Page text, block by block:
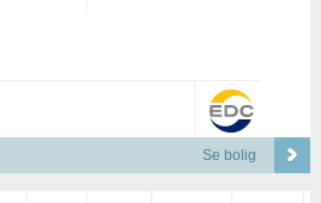
Se bolig